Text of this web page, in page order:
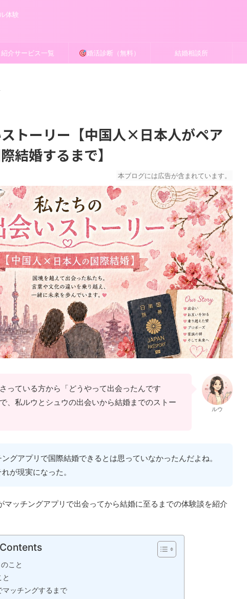
体験
紹介サービス一覧 婚活診断（無料） 結婚相談所
トーリー【中国人×日本人がペア
結婚するまで】
本ブログには広告が含まれています。
っている方から「どうやって出会ったんです
、私ルウとシュウの出会いから結婚までのストー
ルウ
グアプリで国際結婚できるとは思っていなかったんだよね。
が現実になった。
マッチングアプリで出会ってから結婚に至るまでの体験談を紹介
こと
マッチングするまで